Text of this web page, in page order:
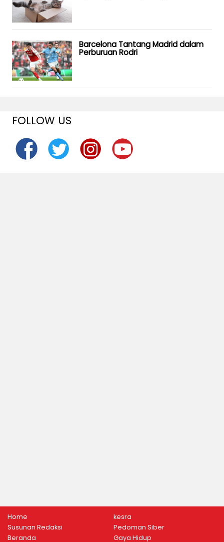
Barcelona Tantang Madrid dalam
Perburuan Rodri
FOLLOW US
Home
Susunan Redaksi
Beranda
kesra
Pedoman Siber
Gaya Hidup